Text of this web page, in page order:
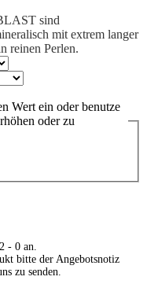
sind
mit extrem langer
reinen Perlen.
Wert ein oder benutze
oder zu
- 0 an.
bitte der Angebotsnotiz
zu senden.